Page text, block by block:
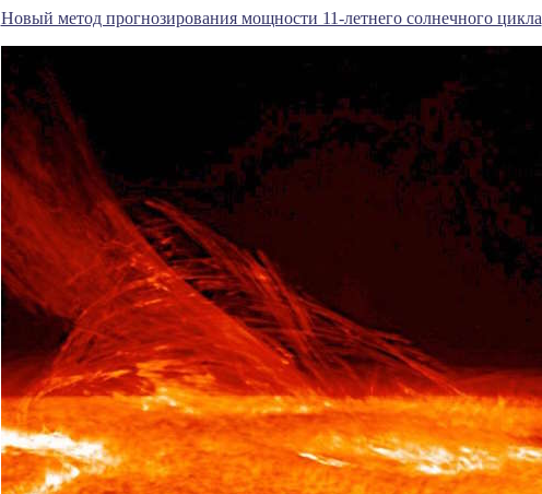
Новый метод прогнозирования мощности 11-летнего солнечного цикла